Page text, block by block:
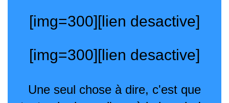
[img=300][lien desactive]
[img=300][lien desactive]
Une seul chose à dire, c'est que